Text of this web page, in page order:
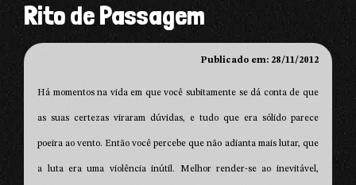
Rito de Passagem
Publicado em: 28/11/2012
Há momentos na vida em que você subitamente se dá conta de que
as suas certezas viraram dúvidas, e tudo que era sólido parece
poeira ao vento. Então você percebe que não adianta mais lutar, que
a luta era uma violência inútil. Melhor render-se ao inevitável,